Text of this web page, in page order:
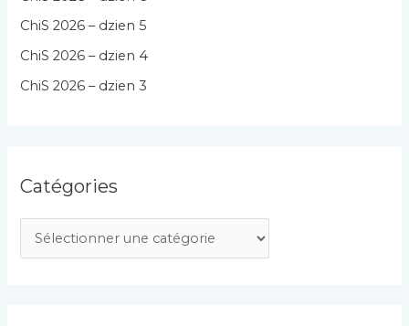
ChiS 2026 – dzien 5
ChiS 2026 – dzien 4
ChiS 2026 – dzien 3
Catégories
a